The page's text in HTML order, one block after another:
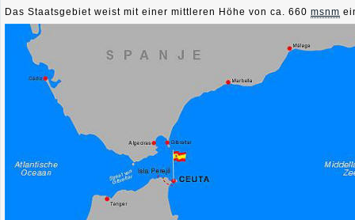
Das Staatsgebiet weist mit einer mittleren Höhe von ca. 660 msnm